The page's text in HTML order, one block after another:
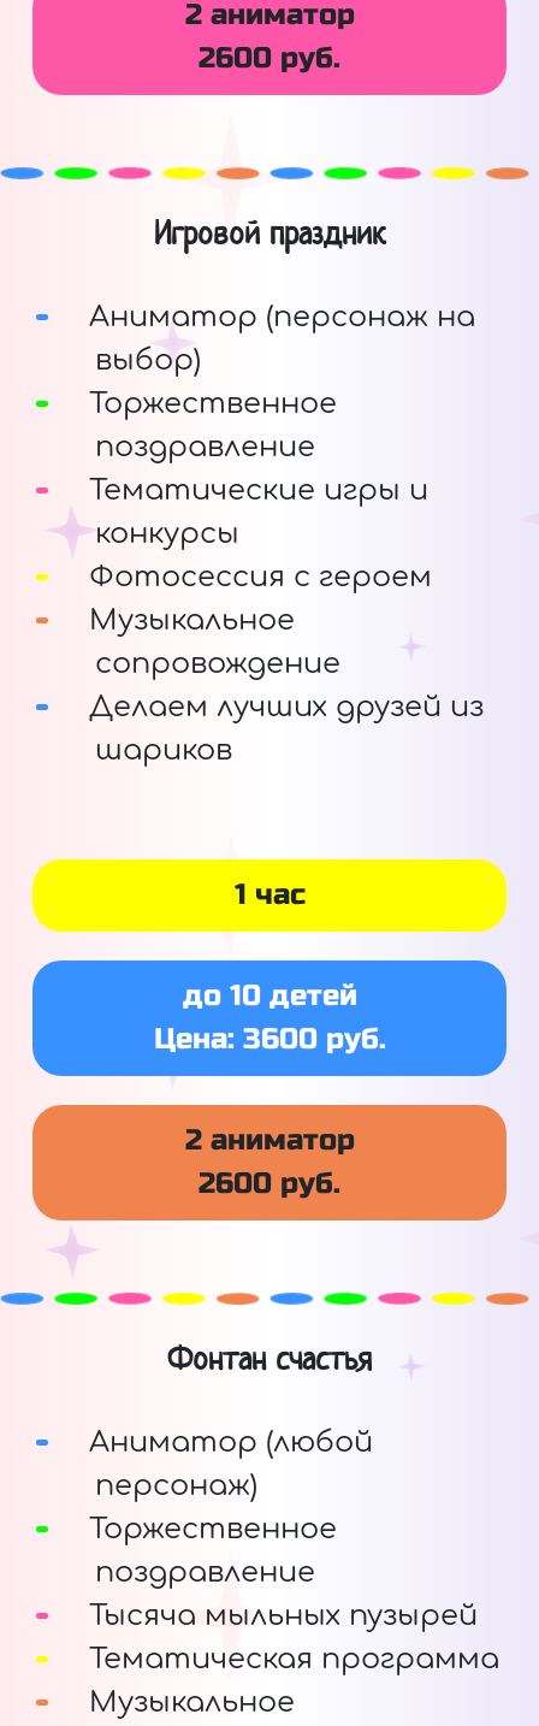
2 аниматор
2600 руб.
Игровой праздник
Аниматор (персонаж на
выбор)
Торжественное
поздравление
Тематические игры и
конкурсы
Фотосессия с героем
Музыкальное
сопровождение
Делаем лучших друзей из
шариков
1 час
до 10 детей
Цена: 3600 руб.
2 аниматор
2600 руб.
Фонтан счастья
Аниматор (любой
персонаж)
Торжественное
поздравление
Тысяча мыльных пузырей
Тематическая программа
Музыкальное